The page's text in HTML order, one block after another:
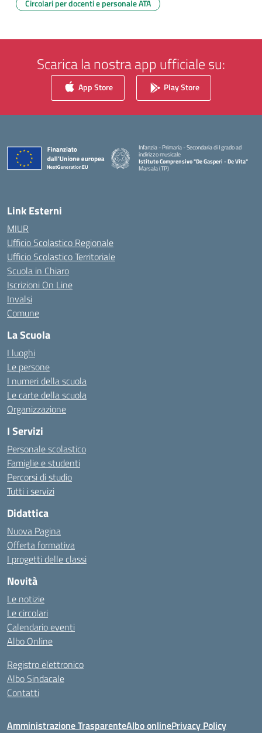
Circolari per docenti e personale ATA
Scarica la nostra app ufficiale su:
App Store Play Store
Infanzia - Primaria - Secondaria di I grado ad
indirizzo musicale
Istituto Comprensivo "De Gasperi - De Vita"
Marsala (TP)
Link Esterni
MIUR
Ufficio Scolastico Regionale
Ufficio Scolastico Territoriale
Scuola in Chiaro
Iscrizioni On Line
Invalsi
Comune
La Scuola
I luoghi
Le persone
I numeri della scuola
Le carte della scuola
Organizzazione
I Servizi
Personale scolastico
Famiglie e studenti
Percorsi di studio
Tutti i servizi
Didattica
Nuova Pagina
Offerta formativa
I progetti delle classi
Novità
Le notizie
Le circolari
Calendario eventi
Albo Online
Registro elettronico
Albo Sindacale
Contatti
Amministrazione TrasparenteAlbo onlinePrivacy Policy